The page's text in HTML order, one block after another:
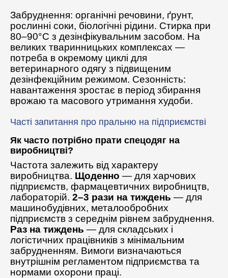
Забруднення: органічні речовини, ґрунт,
рослинні соки, біологічні рідини. Стирка при
80–90°C з дезінфікувальним засобом. На
великих тваринницьких комплексах —
потреба в окремому циклі для
ветеринарного одягу з підвищеним
дезінфекційним режимом. Сезонність:
навантаження зростає в період збирання
врожаю та масового утримання худоби.
Часті запитання про пральню на підприємстві
Як часто потрібно прати спецодяг на
виробництві?
Частота залежить від характеру
виробництва. Щоденно — для харчових
підприємств, фармацевтичних виробництв,
лабораторій. 2–3 рази на тиждень — для
машинобудівних, металообробних
підприємств з середнім рівнем забруднення.
Раз на тиждень — для складських і
логістичних працівників з мінімальним
забрудненням. Вимоги визначаються
внутрішнім регламентом підприємства та
нормами охорони праці.